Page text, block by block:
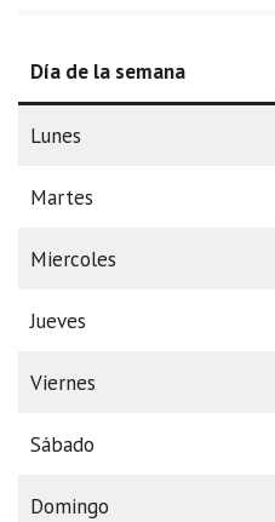
Día de la semana
Lunes
Martes
Miercoles
Jueves
Viernes
Sábado
Domingo